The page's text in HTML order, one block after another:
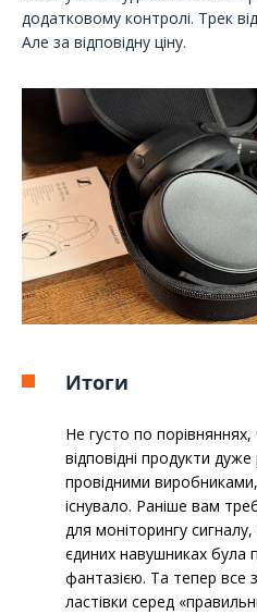
додатковому контролі. Трек
Але за відповідну ціну.
Итоги
Не густо по
відповідні продукти
провідними
існувало. Раніше вам
для моніторингу
єдиних навушниках була
фантазією. Та тепер все
ластівки серед